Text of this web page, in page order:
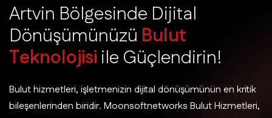
Artvin Bölgesinde Dijital
Dönüşümünüzü Bulut
Teknolojisi ile Güçlendirin!
Bulut hizmetleri, işletmenizin dijital dönüşümünün en kritik
bileşenlerinden biridir. Moonsoftnetworks Bulut Hizmetleri,